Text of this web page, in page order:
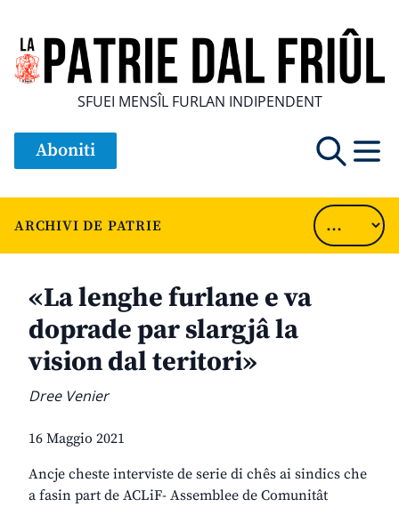
SFUEI MENSÎL FURLAN INDIPENDENT
Aboniti
ARCHIVI DE PATRIE
«La lenghe furlane e va
doprade par slargjâ la
vision dal teritori»
Dree Venier
16 Maggio 2021
Ancje cheste interviste de serie di chês ai sindics che
a fasin part de ACLiF- Assemblee de Comunitât